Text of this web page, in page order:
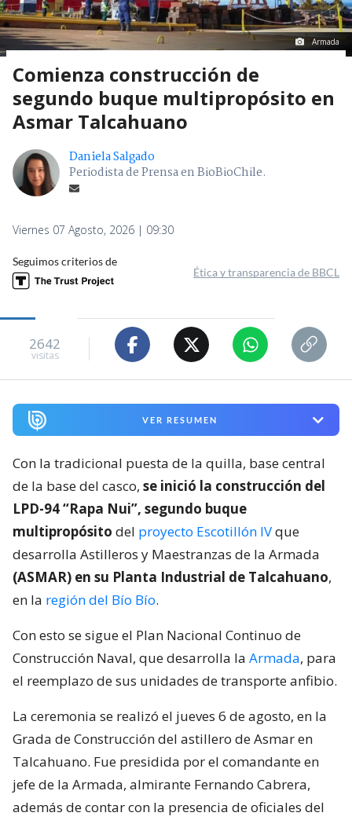
Armada
Comienza construcción de
segundo buque multipropósito en
Asmar Talcahuano
Daniela Salgado
Periodista de Prensa en BioBioChile.
Viernes 07 Agosto, 2026 | 09:30
Seguimos criterios de
Ética y transparencia de BBCL
2642
visitas
VER RESUMEN
Con la tradicional puesta de la quilla, base central
de la base del casco, se inició la construcción del
LPD-94 “Rapa Nui”, segundo buque
multipropósito del proyecto Escotillón IVque
desarrolla Astilleros y Maestranzas de la Armada
(ASMAR) en su Planta Industrial de Talcahuano,
en la región del Bío Bío.
Con esto se sigue el Plan Nacional Continuo de
Construcción Naval, que desarrolla la Armada, para
el reemplazo de sus unidades de transporte anfibio.
La ceremonia se realizó el jueves 6 de agosto, en la
Grada de Construcción del astillero de Asmar en
Talcahuano. Fue presidida por el comandante en
jefe de la Armada, almirante Fernando Cabrera,
además de contar con la presencia de oficiales del